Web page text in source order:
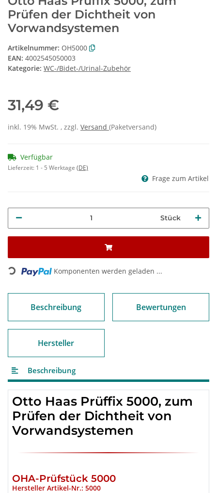
Prüfen der Dichtheit von
Vorwandsystemen
Artikelnummer: OH5000
EAN: 4002545050003
Kategorie: WC-/Bidet-/Urinal-Zubehör
31,49 €
inkl. 19% MwSt. , zzgl. Versand (Paketversand)
Verfügbar
Lieferzeit: 1 - 5 Werktage (DE)
Frage zum Artikel
Stück
Loading... Komponenten werden geladen ...
Beschreibung Bewertungen
Hersteller
Beschreibung
Otto Haas Prüffix 5000, zum
Prüfen der Dichtheit von
Vorwandsystemen
OHA-Prüfstück 5000
Hersteller Artikel-Nr.: 5000